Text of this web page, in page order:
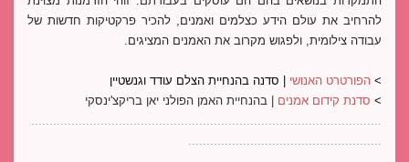
להרחיב את עולם הידע כצלמים ואמנים, להכיר פרקטיקות חדשות של
עבודה צילומית, ולפגוש מקרוב את האמנים המציגים.
> הפורטרט האנושי | סדנה בהנחיית הצלם עודד וגנשטיין
> סדנת קידום אמנים | בהנחיית האמן הפולני יאן בריקצ'ינסקי
................................................................................................
.....................................................